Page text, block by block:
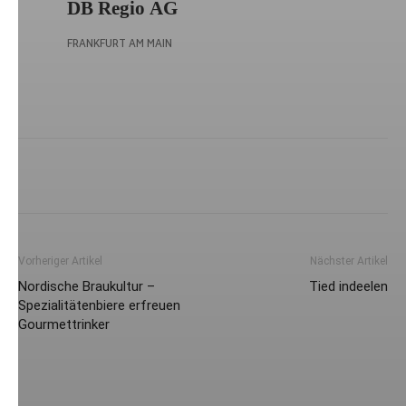
Vorheriger Artikel
Nordische Braukultur –
Spezialitätenbiere erfreuen
Gourmettrinker
Nächster Artikel
Tied indeelen